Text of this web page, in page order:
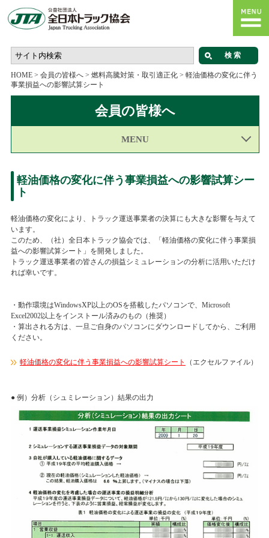
HOME> 会員の皆様へ> 燃料高騰対策・取引適正化> 軽油価格の変化に伴う
事業損益への影響試算シート
会員の皆様へ
MENU
軽油価格の変化に伴う事業損益への影響試算シー
ト
軽油価格の変化により、トラック運送事業者の決算にも大きな影響を与えて
います。
このため、（社）全日本トラック協会では、「軽油価格の変化に伴う事業損
益への影響試算シート」を開発しました。
トラック運送事業者の皆さんの損益シミュレーションの分析に活用いただけ
れば幸いです。
・動作環境はWindowsXP以上のOSを搭載したパソコンで、Microsoft
Excel2002以上をインストール済みのもの（推奨）
・算出される方は、一旦ご自身のパソコンにダウンロードしてから、ご利用
ください。
軽油価格の変化に伴う事業損益への影響試算シート （エクセルファイル）
● 例）分析（シュミレーション）結果の出力